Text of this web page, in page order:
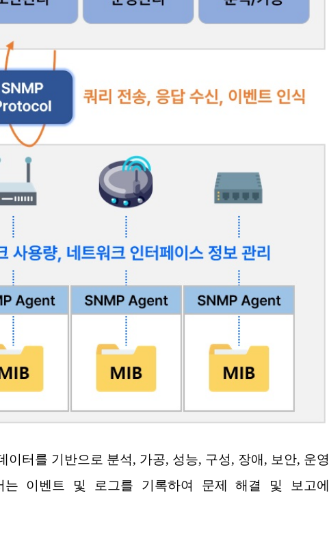
이터를 기반으로 분석, 가공, 성능, 구성, 장애, 보안, 운영
이벤트 및 로그를 기록하여 문제 해결 및 보고에